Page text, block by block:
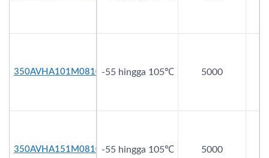
-55 hingga 105℃ 5000
-55 hingga 105℃ 5000
350AVHA101M0810
350AVHA151M0810